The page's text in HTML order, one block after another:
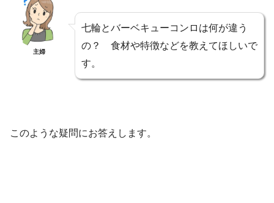
主婦
七輪とバーベキューコンロは何が違う
の？ 食材や特徴などを教えてほしいで
す。
このような疑問にお答えします。